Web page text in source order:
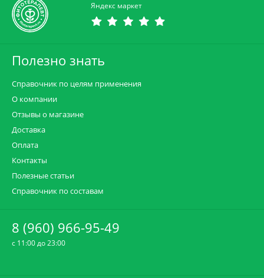
Яндекс маркет
Полезно знать
Справочник по целям применения
О компании
Отзывы о магазине
Доставка
Оплата
Контакты
Полезные статьи
Справочник по составам
8 (960) 966-95-49
c 11:00 до 23:00